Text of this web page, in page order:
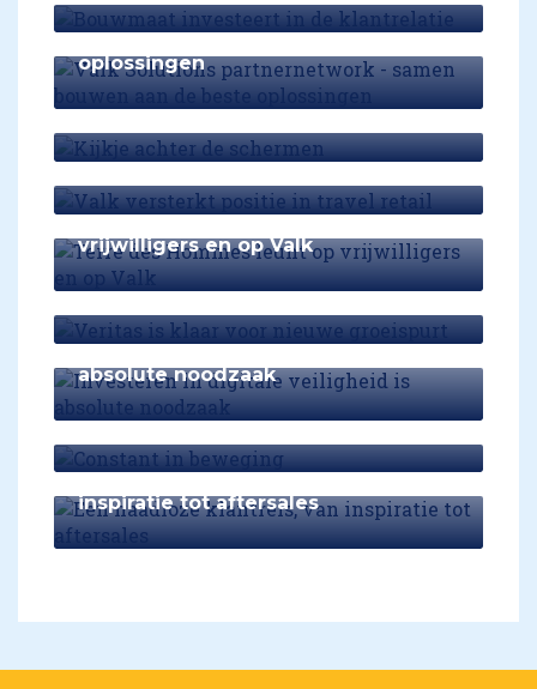
Valk Solutions partnernetwork -
oplossingen
Kijkje achter de schermen
Valk versterkt positie in travel retail
vrijwilligers en op Valk
Veritas is klaar voor nieuwe
groeispurt
absolute noodzaak
Constant in beweging
inspiratie tot aftersales